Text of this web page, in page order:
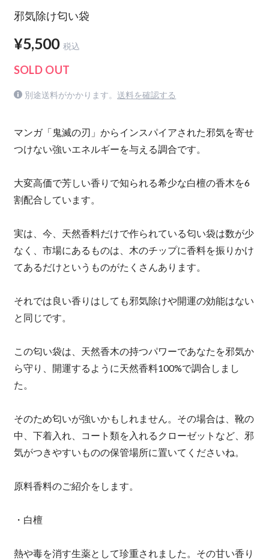
邪気除け匂い袋
¥5,500 税込
SOLD OUT
別途送料がかかります。 送料を確認する
マンガ「鬼滅の刃」からインスパイアされた邪気を寄せ
つけない強いエネルギーを与える調合です。
大変高価で芳しい香りで知られる希少な白檀の香木を6
割配合しています。
実は、今、天然香料だけで作られている匂い袋は数が少
なく、市場にあるものは、木のチップに香料を振りかけ
てあるだけというものがたくさんあります。
それでは良い香りはしても邪気除けや開運の効能はない
と同じです。
この匂い袋は、天然香木の持つパワーであなたを邪気か
ら守り、開運するように天然香料100%で調合しまし
た。
そのため匂いが強いかもしれません。その場合は、靴の
中、下着入れ、コート類を入れるクローゼットなど、邪
気がつきやすいものの保管場所に置いてくださいね。
原料香料のご紹介をします。
・白檀
熱や毒を消す生薬として珍重されました。その甘い香り